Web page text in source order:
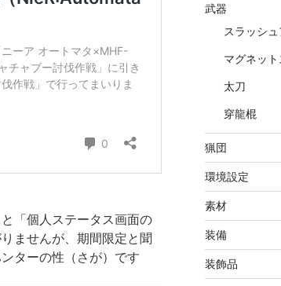
「個人ステータス画面の
ませんが、期間限定と聞
ターの性（さが）です
武器
スラッシ
マグネッ
太刀
穿龍棍
猟団
環境設定
素材
装備
装飾品